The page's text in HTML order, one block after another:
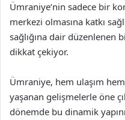
Ümraniye’nin sadece bir
merkezi olmasına katkı
sağlığına dair
dikkat çekiyor.
Ümraniye, hem ulaşım
yaşanan gelişmelerle öne
dönemde bu dinamik